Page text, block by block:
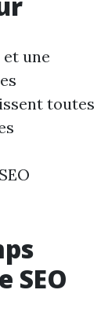
une
toutes
SEO